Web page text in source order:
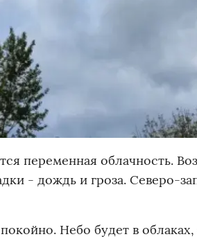
переменная облачность.
- дождь и гроза. Северо-
Небо будет в